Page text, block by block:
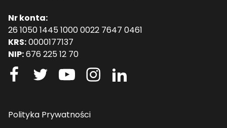
Nr konta:
26 1050 1445 1000 0022 7647 0461
KRS:0000177137
NIP:676 225 12 70
Polityka Prywatności